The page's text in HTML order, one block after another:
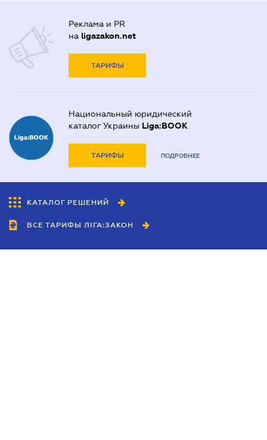
Реклама и PR
на ligazakon.net
ТАРИФЫ
Национальный юридический
каталог Украины Liga:BOOK
ТАРИФЫ ПОДРОБНЕЕ
КАТАЛОГ РЕШЕНИЙ
ВСЕ ТАРИФЫ ЛІГА:ЗАКОН